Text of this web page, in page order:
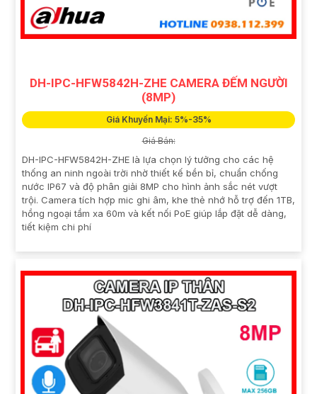
DH-IPC-HFW5842H-ZHE CAMERA ĐẾM NGƯỜI
(8MP)
Giá Khuyến Mại: 5%-35%
Giá Bán:
DH-IPC-HFW5842H-ZHE là lựa chọn lý tưởng cho các hệ
thống an ninh ngoài trời nhờ thiết kế bền bỉ, chuẩn chống
nước IP67 và độ phân giải 8MP cho hình ảnh sắc nét vượt
trội. Camera tích hợp mic ghi âm, khe thẻ nhớ hỗ trợ đến 1TB,
hồng ngoại tầm xa 60m và kết nối PoE giúp lắp đặt dễ dàng,
tiết kiệm chi phí